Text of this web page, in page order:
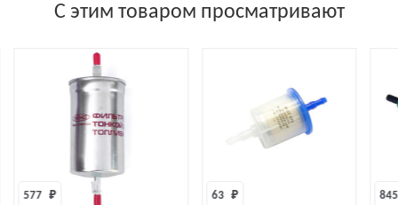
С этим товаром просматривают
577 ₽ 63 ₽